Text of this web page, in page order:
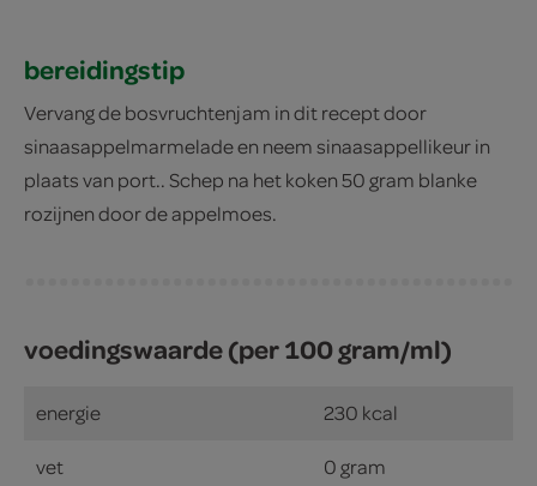
bereidingstip
Vervang de bosvruchtenjam in dit recept door
sinaasappelmarmelade en neem sinaasappellikeur in
plaats van port.. Schep na het koken 50 gram blanke
rozijnen door de appelmoes.
voedingswaarde (per 100 gram/ml)
energie 230 kcal
vet 0 gram